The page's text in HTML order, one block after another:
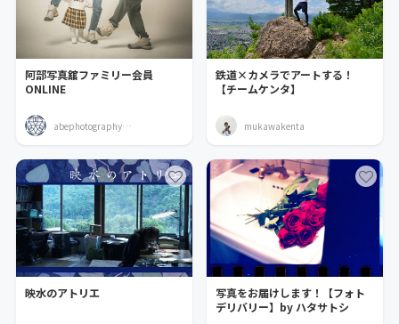
阿部写真舘ファミリー会員
ONLINE
abephotographyonline
鉄道×カメラでアートする！
【チームケンタ】
mukawakenta
映水のアトリエ
写真をお届けします！【フォト
デリバリー】by ハタサトシ